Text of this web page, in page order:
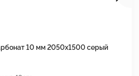
10 мм 2050х1500 серый